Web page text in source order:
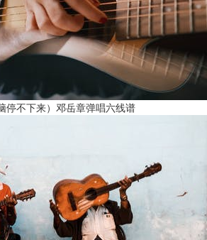
停不下来）邓岳章弹唱六线谱